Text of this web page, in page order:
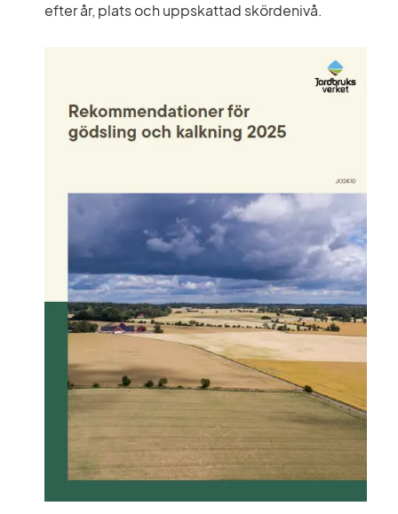
efter år, plats och uppskattad skördenivå.